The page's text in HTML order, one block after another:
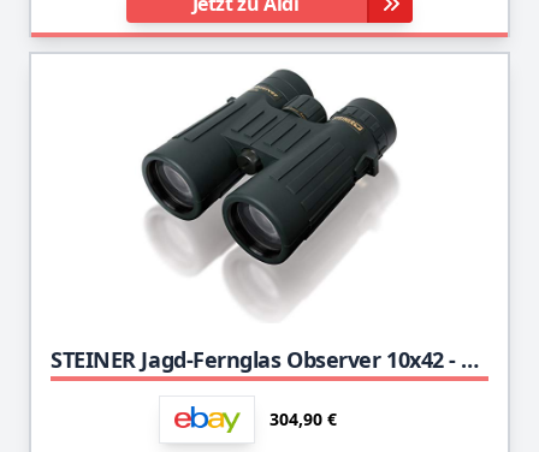
STEINER Jagd-Fernglas Observer 10x42 - Deutsche Qualitätsoptik, helle und detailreiche Bilder, hohe Vergrößerung, leichtes Dachkantdesign
304,90 €